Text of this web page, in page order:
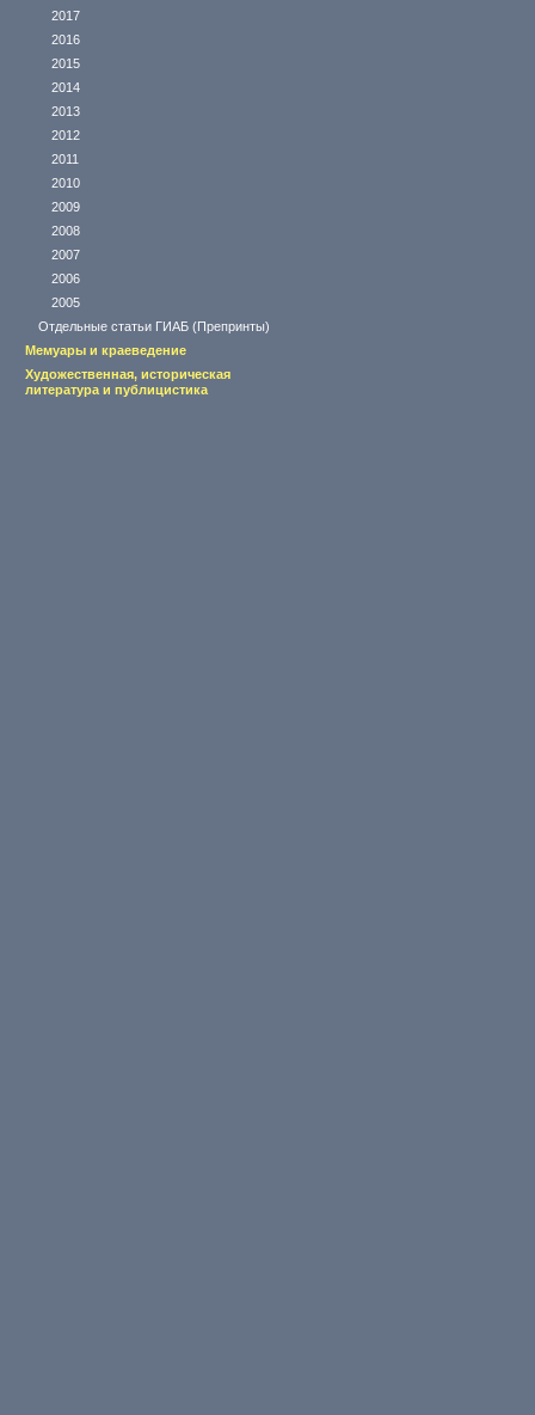
2017
2016
2015
2014
2013
2012
2011
2010
2009
2008
2007
2006
2005
Отдельные статьи ГИАБ (Препринты)
Мемуары и краеведение
Художественная, историческая
литература и публицистика